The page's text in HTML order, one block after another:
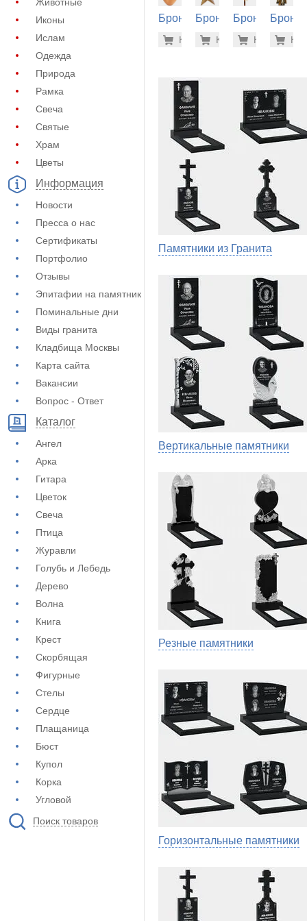
Иконы
Ислам
Одежда
Природа
Рамка
Свеча
Святые
Храм
Цветы
Информация
Новости
Пресса о нас
Сертификаты
Портфолио
Отзывы
Эпитафии на памятник
Поминальные дни
Виды гранита
Кладбища Москвы
Карта сайта
Вакансии
Вопрос - Ответ
Каталог
Ангел
Арка
Гитара
Цветок
Свеча
Птица
Журавли
Голубь и Лебедь
Дерево
Волна
Книга
Крест
Скорбящая
Фигурные
Стелы
Сердце
Плащаница
Бюст
Купол
Корка
Угловой
Поиск товаров
Бронза
памятник
-7%
Купить
Бронза
памятник
-7%
Купить
Бронза
памятник
-
Купить
Бронза
Памятники из Гранита
Вертикальные памятники
Резные памятники
Горизонтальные памятники